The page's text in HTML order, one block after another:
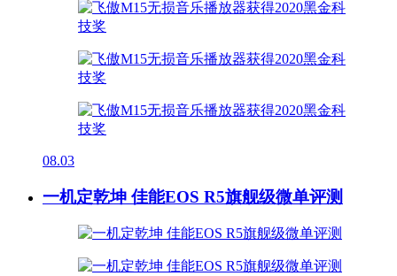
08.03
一机定乾坤 佳能EOS R5旗舰级微单评测